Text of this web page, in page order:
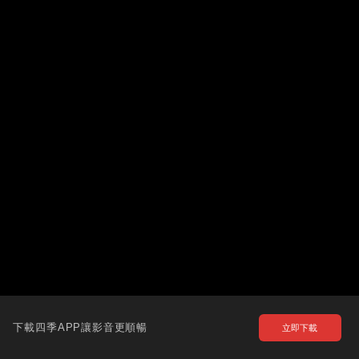
下載四季APP讓影音更順暢 立即下載